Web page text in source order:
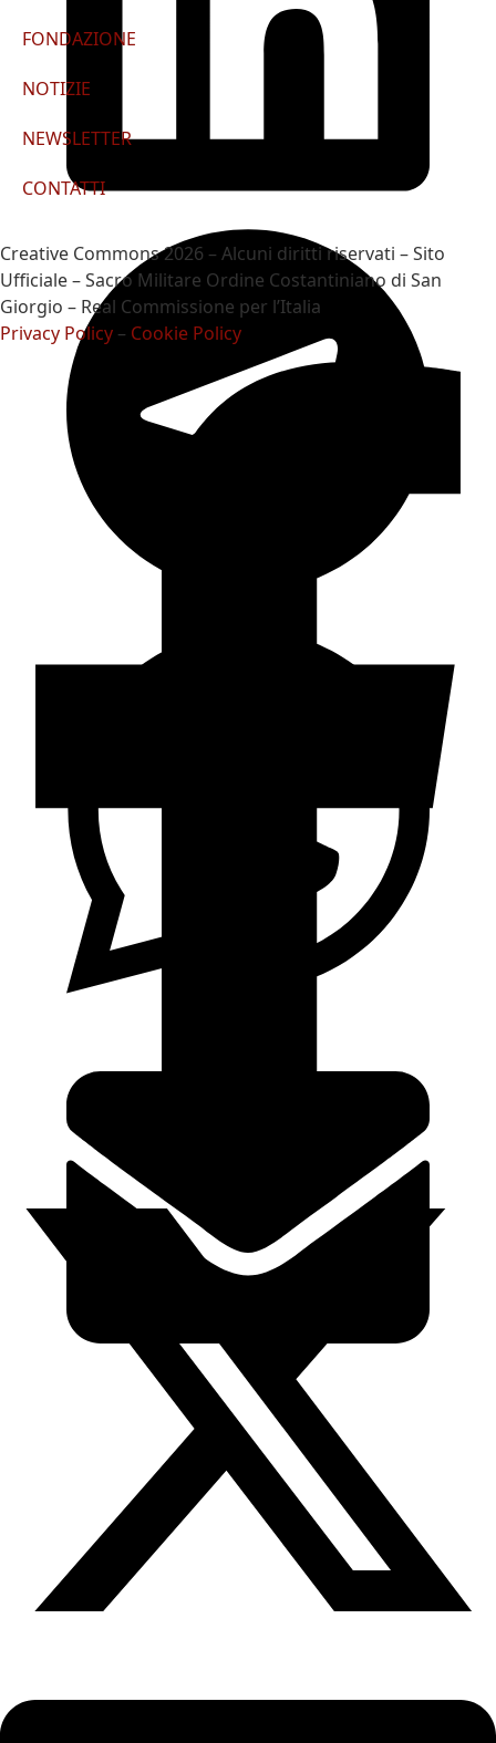
FONDAZIONE
NOTIZIE
NEWSLETTER
CONTATTI
Creative Commons 2026 – Alcuni diritti riservati – Sito
Ufficiale – Sacro Militare Ordine Costantiniano di San
Giorgio – Real Commissione per l’Italia
Privacy Policy – Cookie Policy